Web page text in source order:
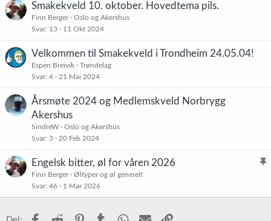
Smakekveld 10. oktober. Hovedtema pils.
Finn Berger
Oslo og Akershus
Svar 13 11 Okt 2024
Velkommen til Smakekveld i Trondheim 24.05.04!
Espen Breivik
Trøndelag
Svar 4 21 Mai 2024
Årsmøte 2024 og Medlemskveld Norbrygg
Akershus
SindreW
Oslo og Akershus
Svar 3 20 Feb 2024
K
s
Engelsk bitter, øl for våren 2026
Finn Berger
Øltyper og øl generelt
Svar 46 1 Mar 2026
Facebook
Reddit PinterestTumblr WhatsApp
E-post